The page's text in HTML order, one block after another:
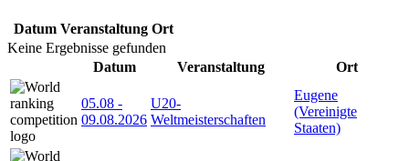
Datum Veranstaltung Ort
Keine Ergebnisse gefunden
Datum
Veranstaltung Ort
05.08 -
09.08.2026
U20-
Weltmeisterschaften
Eugene
(Vereinigte
Staaten)